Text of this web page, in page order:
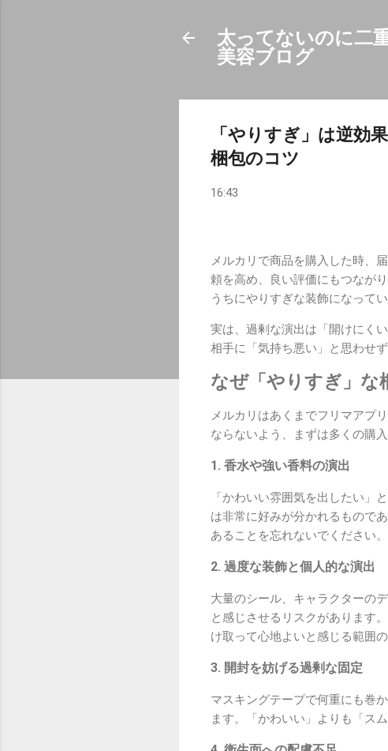
太ってないのに二
美容ブログ
「やりすぎ」は逆効
梱包のコツ
16:43
メルカリで商品を購入した時、
頼を高め、良い評価にもつなが
うちにやりすぎな装飾になって
実は、過剰な演出は「開けにく
相手に「気持ち悪い」と思わせ
なぜ「やりすぎ」な
メルカリはあくまでフリマアプ
ならないよう、まずは多くの購
1. 香水や強い香料の演出
「かわいい雰囲気を出したい」
は非常に好みが分かれるもので
あることを忘れないでください。
2. 過度な装飾と個人的な演出
大量のシール、キャラクターの
と感じさせるリスクがあります
け取って心地よいと感じる範囲
3. 開封を妨げる過剰な固定
マスキングテープで何重にも巻
ます。「かわいい」よりも「ス